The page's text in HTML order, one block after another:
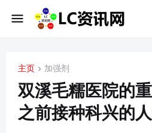
主页 加强剂
双溪毛糯医院的
之前接种科兴的